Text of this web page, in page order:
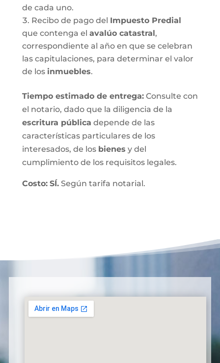
de cada uno.
Recibo de pago del Impuesto Predial
que contenga el avalúo catastral,
correspondiente al año en que se celebran
las capitulaciones, para determinar el valor
de los inmuebles.
Tiempo estimado de entrega:Consulte con
el notario, dado que la diligencia de la
escritura pública depende de las
características particulares de los
interesados, de los bienes y del
cumplimiento de los requisitos legales.
Costo: SÍ.Según tarifa notarial.